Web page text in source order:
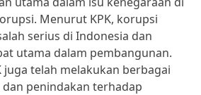
Menurut KPK, korupsi
serius di Indonesia dan
utama dalam pembangunan.
juga telah melakukan berbagai
penindakan terhadap